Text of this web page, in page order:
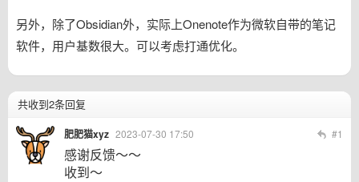
另外，除了Obsidian外，实际上Onenote作为微软自带的笔记
软件，用户基数很大。可以考虑打通优化。
共收到2条回复
肥肥猫xyz 2023-07-30 17:50 #1
感谢反馈～～
收到～